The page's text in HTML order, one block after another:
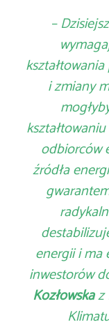
–
i zmiany
odbiorców
źródła
energii i ma
inwestorów
Kozłowskaz